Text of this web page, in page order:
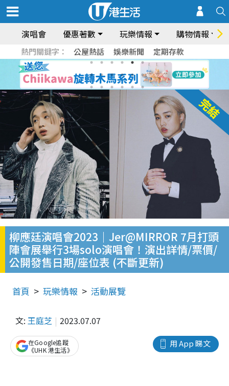
演唱會 優惠著數 玩樂情報 購物情報
熱門關鍵字： 公屋熱話 娛樂新聞 定期存款
柳應廷演唱會2023｜Jer@MIRROR 7月打頭
陣會展舉行3場solo演唱會！演出詳情/票價/
公開發售日期/座位表 (不斷更新)
首頁 玩樂情報 活動展覽
文: 王庭芝 2023.07.07
用 App 睇文
在Google追蹤
《UHK 港生活》